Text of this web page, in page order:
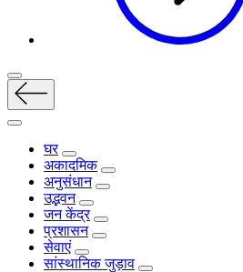
घर
अकादमिक
अनुसंधान
उद्भवन
जन केंद्र
प्रशासन
सेवाएं
सांस्थानिक जुड़ाव